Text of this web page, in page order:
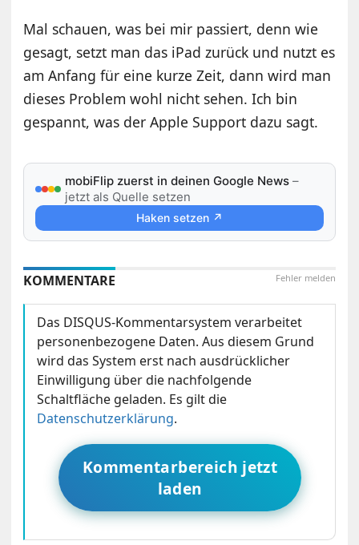
Mal schauen, was bei mir passiert, denn wie
gesagt, setzt man das iPad zurück und nutzt es
am Anfang für eine kurze Zeit, dann wird man
dieses Problem wohl nicht sehen. Ich bin
gespannt, was der Apple Support dazu sagt.
mobiFlip zuerst in deinen Google News –
jetzt als Quelle setzen
Haken setzen ↗
Fehler melden
KOMMENTARE
Das DISQUS-Kommentarsystem verarbeitet
personenbezogene Daten. Aus diesem Grund
wird das System erst nach ausdrücklicher
Einwilligung über die nachfolgende
Schaltfläche geladen. Es gilt die
Datenschutzerklärung.
Kommentarbereich jetzt
laden